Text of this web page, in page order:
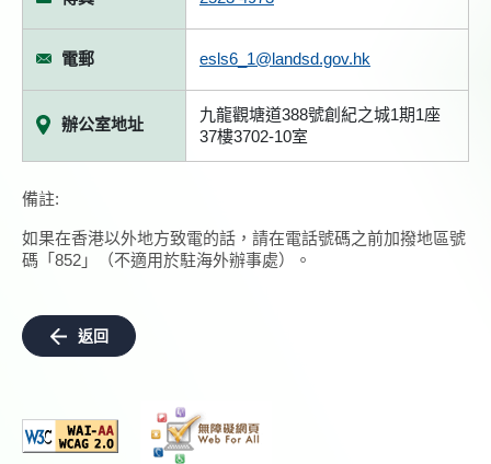
電郵 esls6_1@landsd.gov.hk
辦公室地址
九龍觀塘道388號創紀之城1期1座
37樓3702-10室
備註:
如果在香港以外地方致電的話，請在電話號碼之前加撥地區號
碼「852」（不適用於駐海外辦事處）。
返回